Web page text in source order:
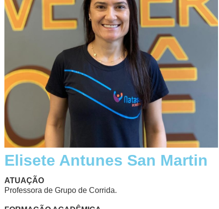
Elisete Antunes San Martin
ATUAÇÃO
Professora de Grupo de Corrida.